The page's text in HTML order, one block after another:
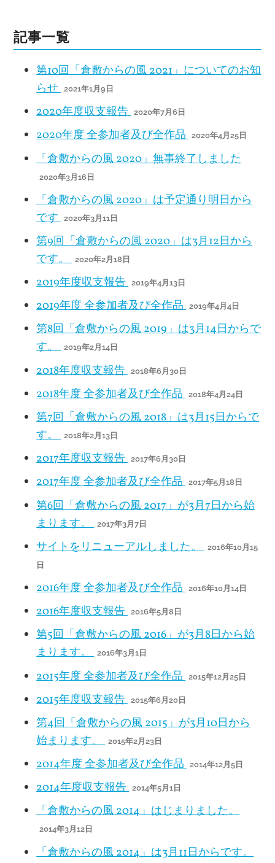
記事一覧
第10回「倉敷からの風 2021」についてのお知
らせ 2021年1月9日
2020年度収支報告 2020年7月6日
2020年度 全参加者及び全作品 2020年4月25日
「倉敷からの風 2020」無事終了しました
2020年3月16日
「倉敷からの風 2020」は予定通り明日から
です 2020年3月11日
第9回「倉敷からの風 2020」は3月12日から
です。 2020年2月18日
2019年度収支報告 2019年4月13日
2019年度 全参加者及び全作品 2019年4月4日
第8回「倉敷からの風 2019」は3月14日からで
す。 2019年2月14日
2018年度収支報告 2018年6月30日
2018年度 全参加者及び全作品 2018年4月24日
第7回「倉敷からの風 2018」は3月15日からで
す。 2018年2月13日
2017年度収支報告 2017年6月30日
2017年度 全参加者及び全作品 2017年5月18日
第6回「倉敷からの風 2017」が3月7日から始
まります。 2017年3月7日
サイトをリニューアルしました。 2016年10月15
日
2016年度 全参加者及び全作品 2016年10月14日
2016年度収支報告 2016年5月8日
第5回「倉敷からの風 2016」が3月8日から始
まります。 2016年3月1日
2015年度 全参加者及び全作品 2015年12月25日
2015年度収支報告 2015年6月20日
第4回「倉敷からの風 2015」が3月10日から
始まります。 2015年2月23日
2014年度 全参加者及び全作品 2014年12月5日
2014年度収支報告 2014年5月1日
「倉敷からの風 2014」はじまりました。
2014年3月12日
「倉敷からの風 2014」は3月11日からです。